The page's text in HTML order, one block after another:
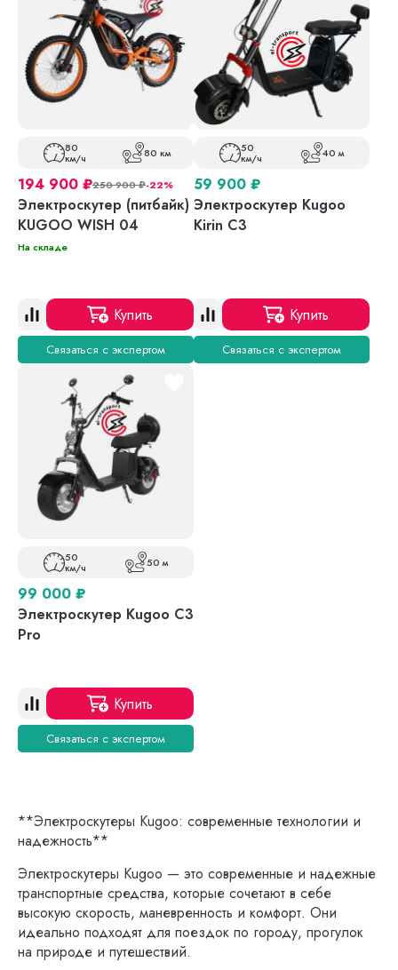
80
км/ч 80 км
194 900 ₽250 900₽-22%
Электроскутер (питбайк)
KUGOO WISH 04
На складе
Купить
Связаться с экспертом
50
км/ч 40 м
59 900 ₽
Электроскутер Kugoo
Kirin C3
Купить
Связаться с экспертом
50
км/ч 50 м
99 000 ₽
Электроскутер Kugoo С3
Pro
Купить
Связаться с экспертом
**Электроскутеры Kugoo: современные технологии и
надежность**
Электроскутеры Kugoo — это современные и надежные
транспортные средства, которые сочетают в себе
высокую скорость, маневренность и комфорт. Они
идеально подходят для поездок по городу, прогулок
на природе и путешествий.